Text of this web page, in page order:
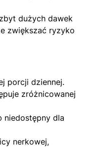
dużych dawek
zwiększać ryzyko
porcji dziennej.
zróżnicowanej
niedostępny dla
nerkowej,